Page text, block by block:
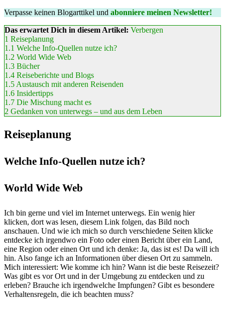
Verpasse keinen Blogarttikel und abonniere meinen Newsletter!
Das erwartet Dich in diesem Artikel: Verbergen
1 Reiseplanung
1.1 Welche Info-Quellen nutze ich?
1.2 World Wide Web
1.3 Bücher
1.4 Reiseberichte und Blogs
1.5 Austausch mit anderen Reisenden
1.6 Insidertipps
1.7 Die Mischung macht es
2 Gedanken von unterwegs – und aus dem Leben
Reiseplanung
Welche Info-Quellen nutze ich?
World Wide Web
Ich bin gerne und viel im Internet unterwegs. Ein wenig hier
klicken, dort was lesen, diesem Link folgen, das Bild noch
anschauen. Und wie ich mich so durch verschiedene Seiten klicke
entdecke ich irgendwo ein Foto oder einen Bericht über ein Land,
eine Region oder einen Ort und ich denke: Ja, das ist es! Da will ich
hin. Also fange ich an Informationen über diesen Ort zu sammeln.
Mich interessiert: Wie komme ich hin? Wann ist die beste Reisezeit?
Was gibt es vor Ort und in der Umgebung zu entdecken und zu
erleben? Brauche ich irgendwelche Impfungen? Gibt es besondere
Verhaltensregeln, die ich beachten muss?